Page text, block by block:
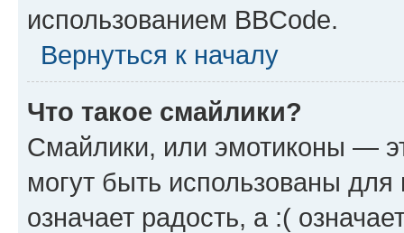
использованием BBCode.
Вернуться к началу
Что такое смайлики?
Смайлики, или эмотиконы —
могут быть использованы
означает радость, а :(